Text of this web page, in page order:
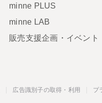
minne PLUS
minne LAB
販売支援企画・イベント
広告識別子の取得・利用 プ